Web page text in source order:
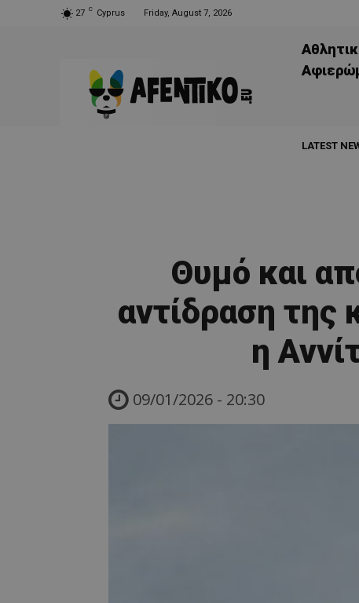
27 C Cyprus Friday, August 7, 2026
LATEST
Θυμό και
αντίδραση της
η
09/01/2026 - 20:30